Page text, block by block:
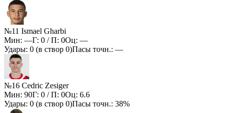
№11 Ismael Gharbi
Мин: —Г: 0 / П: 0Оц: —
Удары: 0 (в створ 0)Пасы точн.: —
№16 Cedric Zesiger
Мин: 90Г: 0 / П: 0Оц: 6.6
Удары: 0 (в створ 0)Пасы точн.: 38%